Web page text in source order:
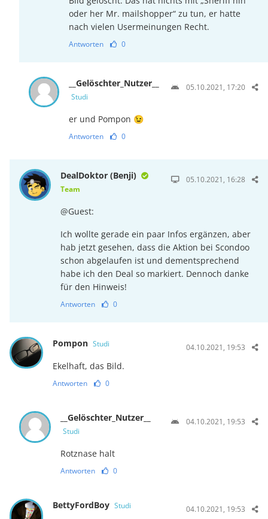
oder her Mr. mailshopper“ zu tun, er hatte
nach vielen Usermeinungen Recht.
Antworten 0
__Gelöschter_Nutzer__
Studi
05.10.2021, 17:20
er und Pompon 😉
Antworten 0
DealDoktor (Benji)
Team
05.10.2021, 16:28
@Guest:
Ich wollte gerade ein paar Infos ergänzen, aber
hab jetzt gesehen, dass die Aktion bei Scondoo
schon abgelaufen ist und dementsprechend
habe ich den Deal so markiert. Dennoch danke
für den Hinweis!
Antworten 0
Pompon Studi 04.10.2021, 19:53
Ekelhaft, das Bild.
Antworten 0
__Gelöschter_Nutzer__
Studi
04.10.2021, 19:53
Rotznase halt
Antworten 0
BettyFordBoy Studi 04.10.2021, 19:53